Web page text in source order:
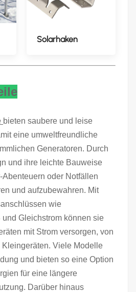
Solarhaken
bieten saubere und leise
eine umweltfreundliche
Generatoren. Durch
und ihre leichte Bauweise
oder Notfällen
und aufzubewahren. Mit
wie
Gleichstrom können sie
mit Strom versorgen, von
Viele Modelle
und bieten so eine Option
für eine längere
Darüber hinaus